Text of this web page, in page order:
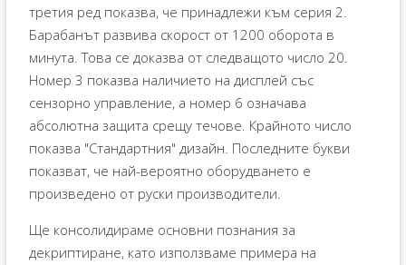
третия ред показва, че принадлежи към серия 2.
Барабанът развива скорост от 1200 оборота в
минута. Това се доказва от следващото число 20.
Номер 3 показва наличието на дисплей със
сензорно управление, а номер 6 означава
абсолютна защита срещу течове. Крайното число
показва "Стандартния" дизайн. Последните букви
показват, че най-вероятно оборудването е
произведено от руски производители.
Ще консолидираме основни познания за
декриптиране, като използваме примера на